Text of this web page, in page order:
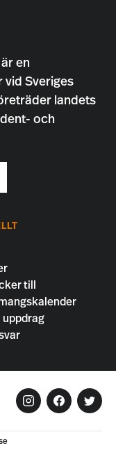
en
vid Sveriges
landets
och
till
uppdrag